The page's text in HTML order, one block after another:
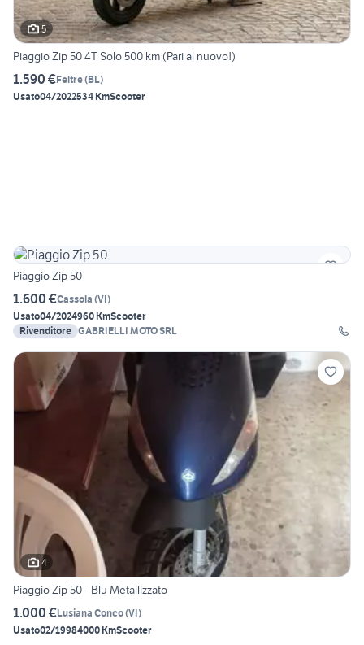
5
Piaggio Zip 50 4T Solo 500 km (Pari al nuovo!)
1.590 €Feltre(BL)
Usato04/2022534 KmScooter
Piaggio Zip 50
1.600 €Cassola (VI)
Usato04/2024960 KmScooter
Rivenditore GABRIELLI MOTO SRL
4
Piaggio Zip 50 - Blu Metallizzato
1.000 €Lusiana Conco(VI)
Usato02/19984000 KmScooter